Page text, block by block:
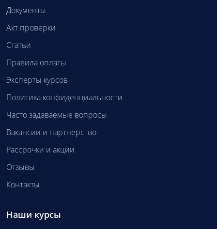
Документы
Акт проверки
Статьи
Правила оплаты
Эксперты курсов
Политика конфиденциальности
Часто задаваемые вопросы
Вакансии и партнерство
Рассрочки и акции
Отзывы
Контакты
Наши курсы